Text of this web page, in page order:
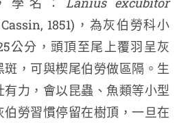
1851)，為灰伯勞科小
公分，頭頂至尾上覆羽呈灰
，可與楔尾伯勞做區隔。生
力，會以昆蟲、魚類等小型
勞習慣停留在樹頂，一旦在